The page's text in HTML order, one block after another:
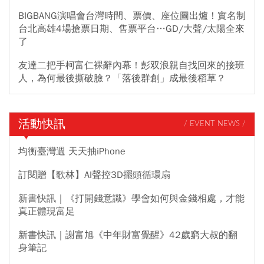
BIGBANG演唱會台灣時間、票價、座位圖出爐！實名制
台北高雄4場搶票日期、售票平台…GD/大聲/太陽全來
了
友達二把手柯富仁裸辭內幕！彭双浪親自找回來的接班
人，為何最後撕破臉？「落後群創」成最後稻草？
活動快訊 / EVENT NEWS /
均衡臺灣週 天天抽iPhone
訂閱贈【歌林】AI聲控3D擺頭循環扇
新書快訊｜《打開錢意識》學會如何與金錢相處，才能
真正體現富足
新書快訊｜謝富旭《中年財富覺醒》42歲窮大叔的翻
身筆記